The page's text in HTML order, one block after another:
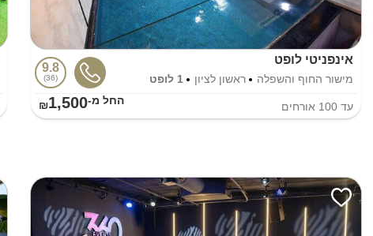
אינפניטי לופט
מישור החוף והשפלה ראשון לציון 1 לופט
9.8
36
עד 100 אורחים החל מ-₪1,500